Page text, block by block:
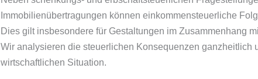
Immobilienübertragungen können einkommensteuerliche
Dies gilt insbesondere für Gestaltungen im Zusammenhang
Wir analysieren die steuerlichen Konsequenzen ganzheitlich
wirtschaftlichen Situation.